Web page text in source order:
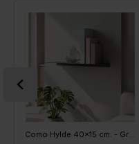
Como Hylde 40x15 cm. - Grå metal